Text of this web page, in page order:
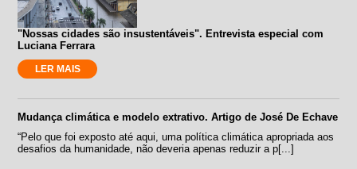
"Nossas cidades são insustentáveis". Entrevista especial com
Luciana Ferrara
LER MAIS
Mudança climática e modelo extrativo. Artigo de José De Echave
“Pelo que foi exposto até aqui, uma política climática apropriada aos
desafios da humanidade, não deveria apenas reduzir a p[...]